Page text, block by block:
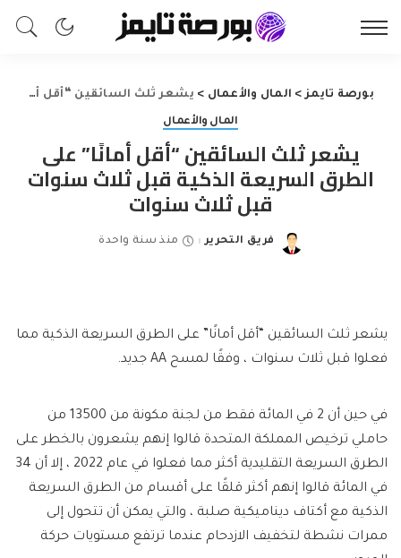
بورصة تايمز> المال والأعمال > يشعر ثلث السائقين “أقل أمانًا” على الطرق السريعة الذكية قبل ثلاث سنوات قبل ثلاث سنوات
المال والأعمال
يشعر ثلث السائقين “أقل أمانًا” على
الطرق السريعة الذكية قبل ثلاث سنوات
قبل ثلاث سنوات
Posted
فريق التحرير منذ سنة واحدة
يشعر ثلث السائقين “أقل أمانًا” على الطرق السريعة الذكية مما
فعلوا قبل ثلاث سنوات ، وفقًا لمسح AA جديد.
في حين أن 2 في المائة فقط من لجنة مكونة من 13500 من
حاملي ترخيص المملكة المتحدة قالوا إنهم يشعرون بالخطر على
الطرق السريعة التقليدية أكثر مما فعلوا في عام 2022 ، إلا أن 34
في المائة قالوا إنهم أكثر قلقًا على أقسام من الطرق السريعة
الذكية مع أكتاف ديناميكية صلبة ، والتي يمكن أن تتحول إلى
ممرات نشطة لتخفيف الازدحام عندما ترتفع مستويات حركة